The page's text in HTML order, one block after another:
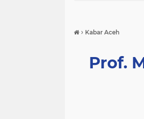
› Kabar Aceh
Prof.